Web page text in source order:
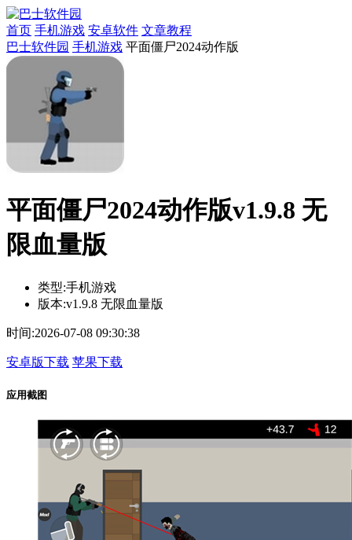
首页 手机游戏 安卓软件 文章教程
巴士软件园 手机游戏 平面僵尸2024动作版
平面僵尸2024动作版v1.9.8 无
限血量版
类型:手机游戏
版本:v1.9.8 无限血量版
时间:2026-07-08 09:30:38
安卓版下载 苹果下载
应用截图